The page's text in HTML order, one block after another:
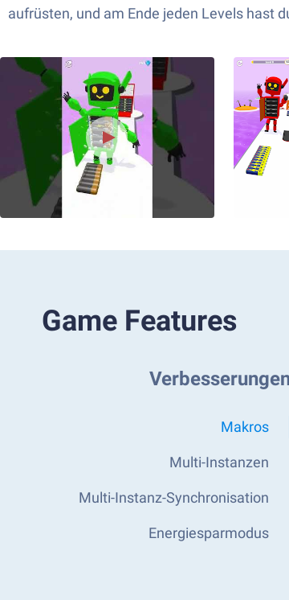
aufrüsten, und am Ende jeden Levels hast
Game Features
Makros
Multi-Instanzen
Multi-Instanz-Synchronisation
Energiesparmodus